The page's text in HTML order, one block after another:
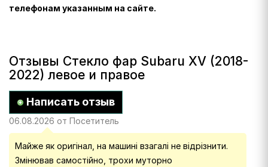
телефонам указанным на сайте.
Отзывы Стекло фар Subaru XV (2018-
2022) левое и правое
Написать отзыв
06.08.2026 от Посетитель
Майже як оригінал, на машині взагалі не відрізнити.
Змінював самостійно, трохи муторно